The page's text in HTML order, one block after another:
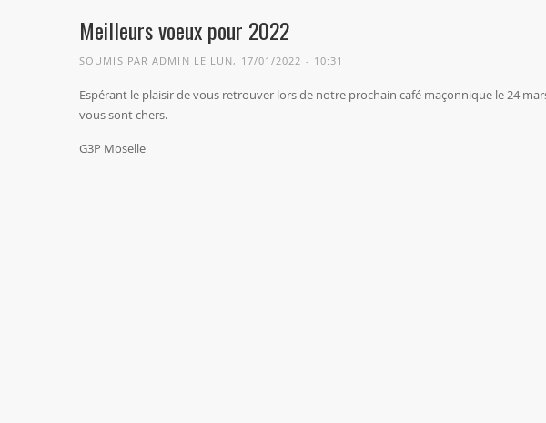
Meilleurs voeux pour 2022
SOUMIS PARADMIN LE LUN, 17/01/2022 - 10:31
Espérant le plaisir de vous retrouver lors de notre prochain café maçonnique le 24
vous sont chers.
G3P Moselle